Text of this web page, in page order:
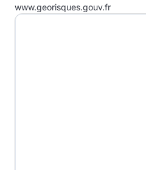
F
www.georisques.gouv.fr